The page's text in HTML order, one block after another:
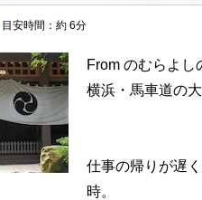
目安時間： 約 6分
From のむらよし
横浜・馬車道の
仕事の帰りが遅
時。